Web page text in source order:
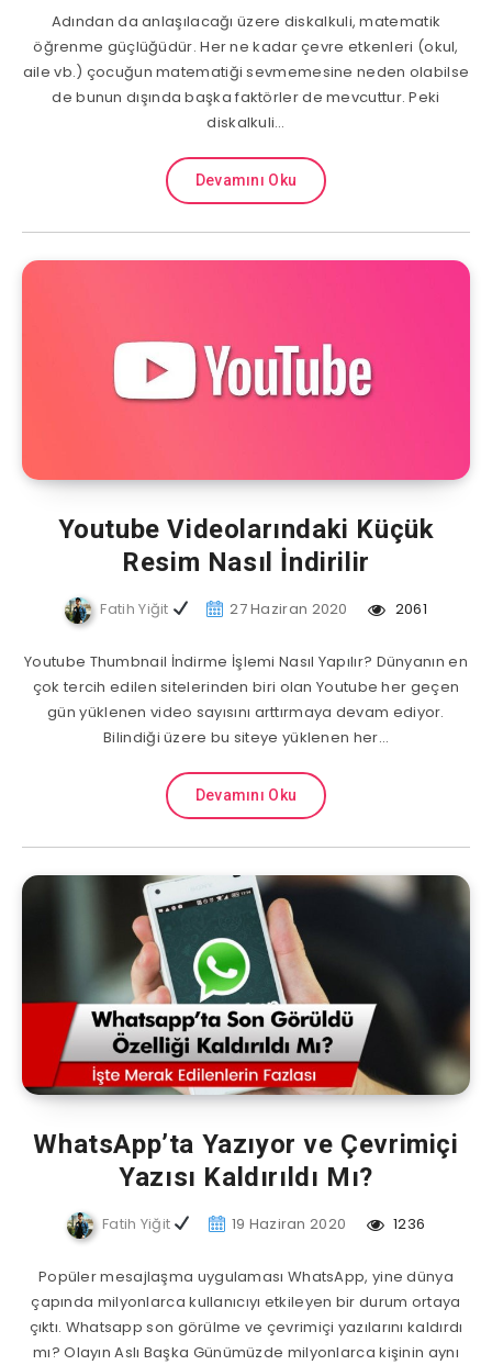
Adından da anlaşılacağı üzere diskalkuli, matematik
öğrenme güçlüğüdür. Her ne kadar çevre etkenleri (okul,
aile vb.) çocuğun matematiği sevmemesine neden olabilse
de bunun dışında başka faktörler de mevcuttur. Peki
diskalkuli…
Devamını Oku
Youtube Videolarındaki Küçük
Resim Nasıl İndirilir
Fatih Yiğit 27 Haziran 2020 2061
Youtube Thumbnail İndirme İşlemi Nasıl Yapılır? Dünyanın en
çok tercih edilen sitelerinden biri olan Youtube her geçen
gün yüklenen video sayısını arttırmaya devam ediyor.
Bilindiği üzere bu siteye yüklenen her…
Devamını Oku
WhatsApp’ta Yazıyor ve Çevrimiçi
Yazısı Kaldırıldı Mı?
Fatih Yiğit 19 Haziran 2020 1236
Popüler mesajlaşma uygulaması WhatsApp, yine dünya
çapında milyonlarca kullanıcıyı etkileyen bir durum ortaya
çıktı. Whatsapp son görülme ve çevrimiçi yazılarını kaldırdı
mı? Olayın Aslı Başka Günümüzde milyonlarca kişinin aynı